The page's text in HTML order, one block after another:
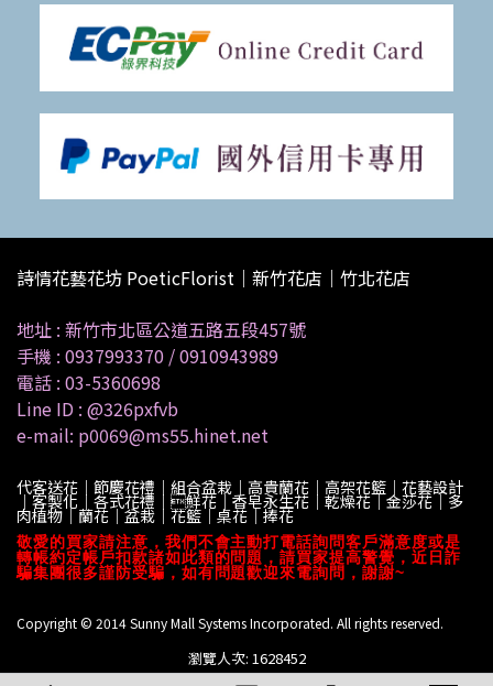
詩情花藝花坊 PoeticFlorist｜新竹花店｜竹北花店
地址 : 新竹市北區公道五路五段457號
手機 : 0937993370 /0910943989
電話 : 03-5360698
Line ID : @326pxfvb
e-mail: p0069@ms55.hinet.net
代客送花｜節慶花禮｜組合盆栽｜高貴蘭花｜高架花籃｜花藝設計
｜客製化｜各式花禮｜鮮花｜香皂永生花｜乾燥花｜金莎花｜多
肉植物｜蘭花｜盆栽｜花籃｜桌花｜捧花
敬愛的買家請注意，我們不會主動打電話詢問客戶滿意度或是
轉帳約定帳戶扣款諸如此類的問題，請買家提高警覺，近日詐
騙集團很多謹防受騙，如有問題歡迎來電詢問，謝謝~
Copyright © 2014 Sunny Mall Systems Incorporated. All rights reserved.
瀏覽人次: 1628452